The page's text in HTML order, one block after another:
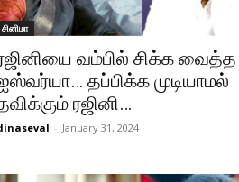
சினிமா
வம்பில் சிக்க
தப்பிக்க முடியாமல்
ரஜினி…
- January 31, 2024